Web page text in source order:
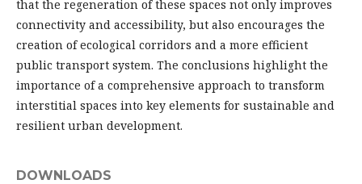
that the regeneration of these spaces not only improves
connectivity and accessibility, but also encourages the
creation of ecological corridors and a more efficient
public transport system. The conclusions highlight the
importance of a comprehensive approach to transform
interstitial spaces into key elements for sustainable and
resilient urban development.
DOWNLOADS